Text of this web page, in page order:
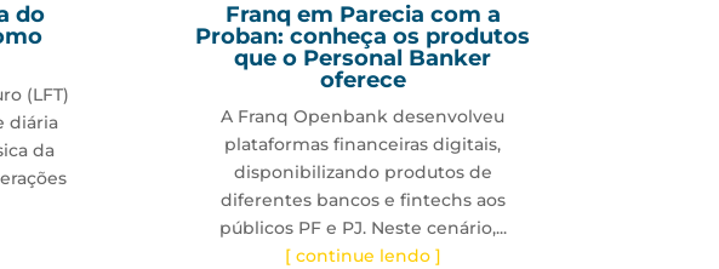
do
(LFT)
diária
da
Franq em Parecia com a
Proban: conheça os produtos
que o Personal Banker
oferece
A Franq Openbank desenvolveu
plataformas financeiras digitais,
disponibilizando produtos de
diferentes bancos e fintechs aos
públicos PF e PJ. Neste cenário,...
[ continue lendo ]